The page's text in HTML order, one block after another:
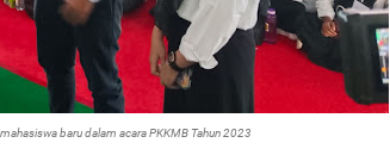
baru dalam acara PKKMB Tahun 2023